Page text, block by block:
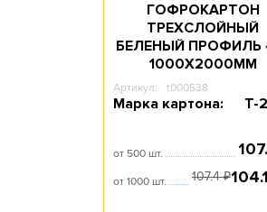
ГОФРОКАРТОН
ТРЕХСЛОЙНЫЙ
БЕЛЕНЫЙ ПРОФИЛЬ
1000Х2000ММ
Артикул: t000538
Марка картона: Т-
от 500 шт.
от 1000 шт. 107.4₽